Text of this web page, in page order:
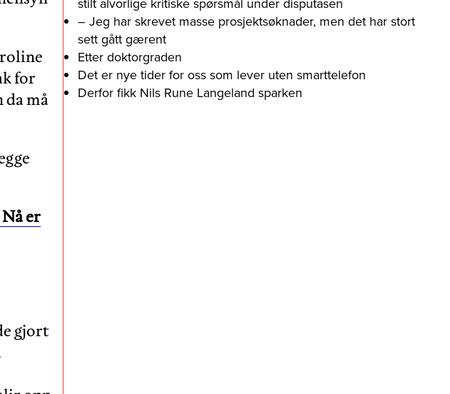
for
må
er
gjort
– Jeg har skrevet masse prosjektsøknader, men det har stort
sett gått gærent
Etter doktorgraden
Det er nye tider for oss som lever uten smarttelefon
Derfor fikk Nils Rune Langeland sparken